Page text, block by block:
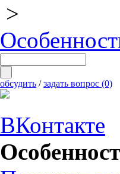
>
обсудить /задать вопрос (0)
ВКонтакте